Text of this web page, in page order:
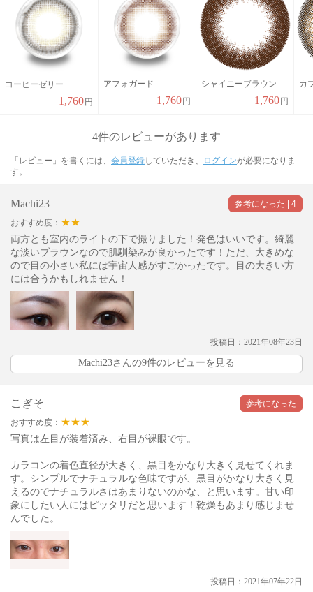
コーヒーゼリー
1,760円
アフォガード
1,760円
シャイニーブラウン
1,760円
カ
4件のレビューがあります
「レビュー」を書くには、 会員登録していただき、 ログインが必要になりま
す。
Machi23
おすすめ度： ★★
両方とも室内のライトの下で撮りました！発色はいいです。綺麗
な淡いブラウンなので肌馴染みが良かったです！ただ、大きめな
ので目の小さい私には宇宙人感がすごかったです。目の大きい方
には合うかもしれません！
投稿日：2021年08年23日
Machi23さんの9件のレビューを見る
こぎそ
おすすめ度： ★★★
写真は左目が装着済み、右目が裸眼です。
カラコンの着色直径が大きく、黒目をかなり大きく見せてくれま
す。シンプルでナチュラルな色味ですが、黒目がかなり大きく見
えるのでナチュラルさはあまりないのかな、と思います。甘い印
象にしたい人にはピッタリだと思います！乾燥もあまり感じませ
んでした。
投稿日：2021年07年22日